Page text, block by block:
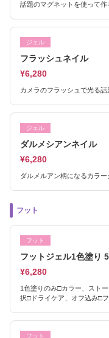
話題のマグネットを使って
ジェル
フラッシュネイル
¥6,280
カメラのフラッシュで光る話
ジェル
ダルメシアンネイル
¥6,280
ダルメルアン柄になるカラー
フット
フット
フットジェル1色塗り
¥6,280
1色塗りのみ□カラー、スト
択□ドライケア、オフ込み□
フット